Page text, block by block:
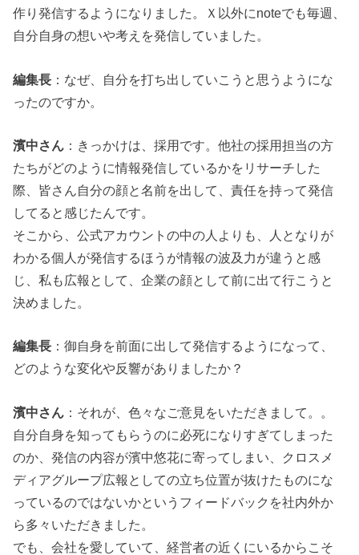
作り発信するようになりました。Ｘ以外にnoteでも毎週、
自分自身の想いや考えを発信していました。
編集長 ：なぜ、自分を打ち出していこうと思うようにな
ったのですか。
濱中さん ：きっかけは、採用です。他社の採用担当の方
たちがどのように情報発信しているかをリサーチした
際、皆さん自分の顔と名前を出して、責任を持って発信
してると感じたんです。
そこから、公式アカウントの中の人よりも、人となりが
わかる個人が発信するほうが情報の波及力が違うと感
じ、私も広報として、企業の顔として前に出て行こうと
決めました。
編集長 ：御自身を前面に出して発信するようになって、
どのような変化や反響がありましたか？
濱中さん ：それが、色々なご意見をいただきまして。。
自分自身を知ってもらうのに必死になりすぎてしまった
のか、発信の内容が濱中悠花に寄ってしまい、クロスメ
ディアグループ広報としての立ち位置が抜けたものにな
っているのではないかというフィードバックを社内外か
ら多々いただきました。
でも、会社を愛していて、経営者の近くにいるからこそ